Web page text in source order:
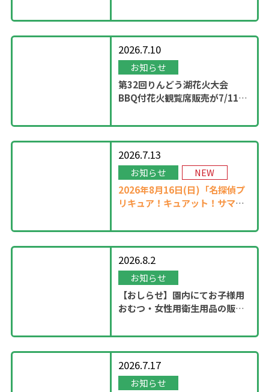
2026.7.10
お知らせ
第32回りんどう湖花火大会
BBQ付花火観覧席販売が7/11
2026.7.13
お知らせ NEW
2026年8月16日(日)「名探偵プ
リキュア！キュアット！サマー
2026.8.2
お知らせ
【おしらせ】園内にてお子様用
おむつ・女性用衛生用品の販売
2026.7.17
お知らせ